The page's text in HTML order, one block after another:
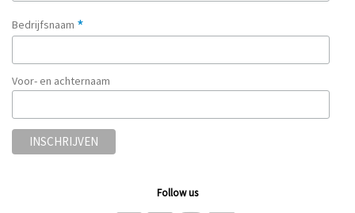
Bedrijfsnaam *
Voor- en achternaam
Follow us